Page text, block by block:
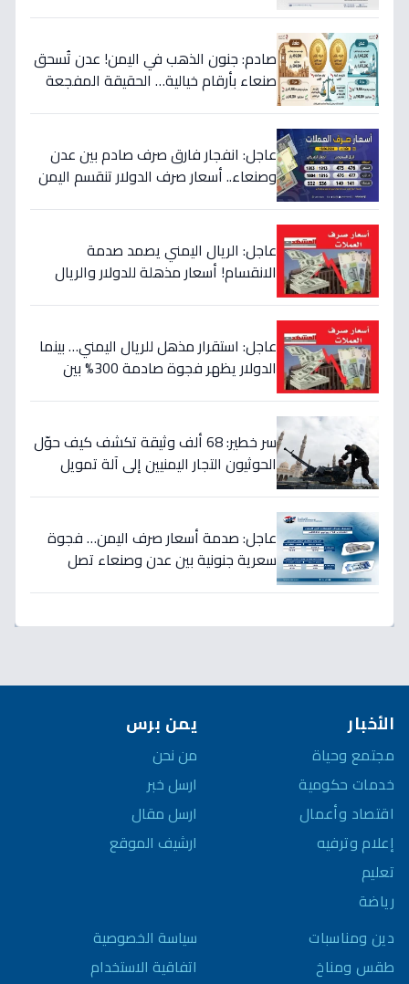
صادم: جنون الذهب في اليمن! عدن تُسحق
صنعاء بأرقام خيالية… الحقيقة المفجعة
عاجل: انفجار فارق صرف صادم بين عدن
وصنعاء.. أسعار صرف الدولار تنقسم اليمن
عاجل: الريال اليمني يصمد صدمة
الانقسام! أسعار مذهلة للدولار والريال
عاجل: استقرار مذهل للريال اليمني… بينما
الدولار يظهر فجوة صادمة 300% بين
سر خطير: 68 ألف وثيقة تكشف كيف حوّل
الحوثيون التجار اليمنيين إلى آلة تمويل
عاجل: صدمة أسعار صرف اليمن… فجوة
سعرية جنونية بين عدن وصنعاء تصل
الأخبار
مجتمع وحياة
خدمات حكومية
اقتصاد وأعمال
إعلام وترفيه
تعليم
رياضة
دين ومناسبات
طقس ومناخ
يمن برس
من نحن
ارسل خبر
ارسل مقال
ارشيف الموقع
سياسة الخصوصية
اتفاقية الاستخدام